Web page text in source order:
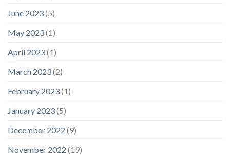
June 2023(5)
May 2023(1)
April 2023(1)
March 2023(2)
February 2023(1)
January 2023(5)
December 2022 (9)
November 2022 (19)